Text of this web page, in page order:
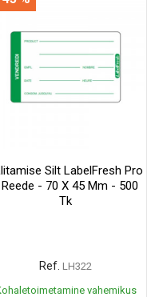
Silt LabelFresh Pro
- 70 X 45 Mm - 500
Tk
Ref. LH322
vahemikus